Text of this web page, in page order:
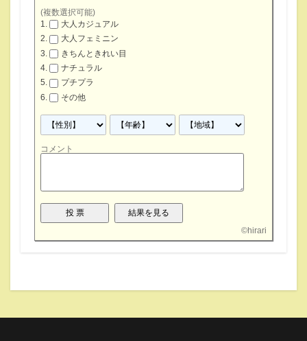
(複数選択可能)
大人カジュアル
大人フェミニン
きちんときれい目
ナチュラル
プチプラ
その他
コメント
©hirari